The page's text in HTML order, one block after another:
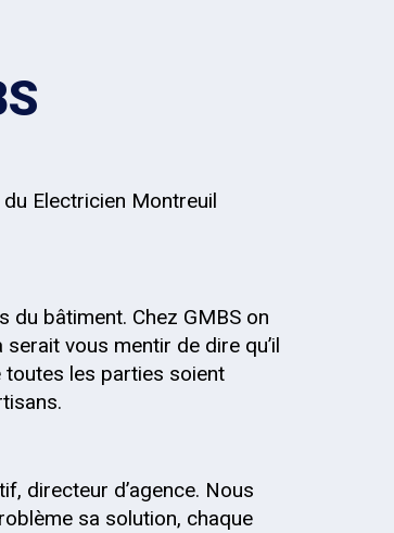
Electricien Montreuil
bâtiment. Chez GMBS on
vous mentir de dire qu’il
toutes les parties soient
directeur d’agence. Nous
sa solution, chaque